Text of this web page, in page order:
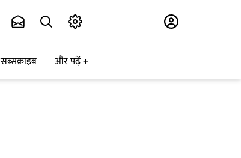
सब्सक्राइब और पढ़ें